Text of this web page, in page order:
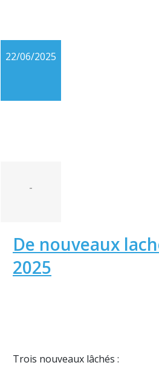
22/06/2025
-
De nouveaux
2025
Trois nouveaux lâchés :